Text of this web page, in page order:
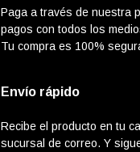
Paga a través de nuestra
pagos con todos los
Tu compra es 100%
Envío rápido
Recibe el producto en tu
sucursal de correo. Y